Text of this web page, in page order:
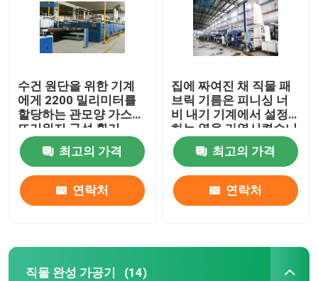
수건 원단을 위한 기계
에게 2200 밀리미터를
할당하는 관모양 가스
뜨거워지 구성 환기
최고의 가격
연락처
집에 짜여진 채 직물 패
브릭 기름은 피니싱 너
비 내기 기계에서 설정
하는 열을 가열시켰습니
다
최고의 가격
연락처
직물 완성 가공기 (14)